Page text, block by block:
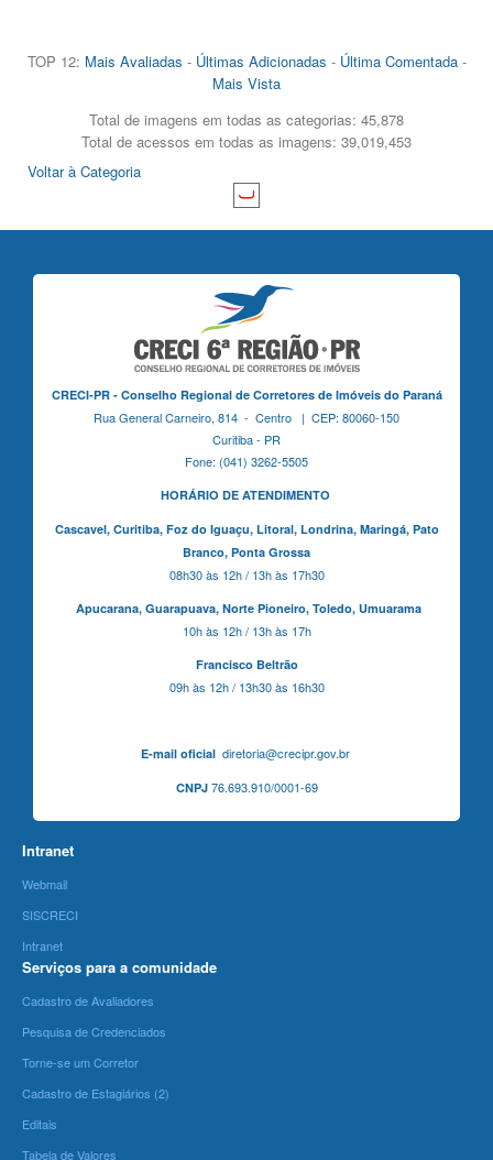
TOP 12: Mais Avaliadas - Últimas Adicionadas - Última Comentada-
Mais Vista
Total de imagens em todas as categorias: 45,878
Total de acessos em todas as imagens: 39,019,453
Voltar à Categoria
CRECI-PR - Conselho Regional de Corretores de Imóveis do Paraná
Rua General Carneiro, 814 - Centro | CEP: 80060-150
Curitiba - PR
Fone: (041) 3262-5505
HORÁRIO DE ATENDIMENTO
Cascavel, Curitiba,Foz do Iguaçu, Litoral, Londrina, Maringá, Pato
Branco, Ponta Grossa
08h30 às 12h / 13h às 17h30
Apucarana, Guarapuava, Norte Pioneiro, Toledo, Umuarama
10h às 12h / 13h às 17h
Francisco Beltrão
09h às 12h / 13h30 às 16h30
E-mail oficialdiretoria@crecipr.gov.br
CNPJ76.693.910/0001-69
Intranet
Webmail
SISCRECI
Intranet
Serviços para a comunidade
Cadastro de Avaliadores
Pesquisa de Credenciados
Torne-se um Corretor
Cadastro de Estagiários (2)
Editais
Tabela de Valores